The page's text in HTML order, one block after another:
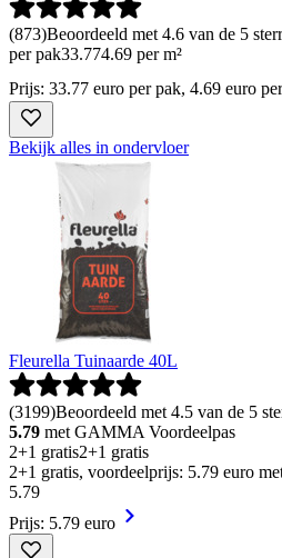
(873)Beoordeeld met 4.6 van de 5
per pak33.774.69 per m²
Prijs: 33.77 euro per pak, 4.69 euro
Bekijk alles in ondervloer
Fleurella Tuinaarde 40L
(3199)Beoordeeld met 4.5 van de 5
5.79 met GAMMA Voordeelpas
2+1 gratis2+1 gratis
2+1 gratis, voordeelprijs: 5.79 euro
5.79
Prijs: 5.79 euro